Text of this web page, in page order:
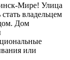
Мире! Улица
владельцем
Дом
или